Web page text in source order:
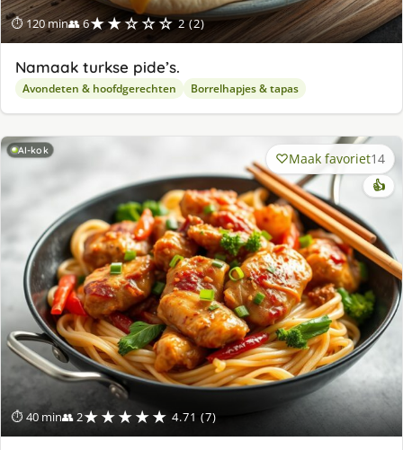
⏱ 120 min👥 6★★☆☆☆ 2 (2)
Namaak turkse pide’s.
Avondeten & hoofdgerechten Borrelhapjes & tapas
AI-kok
⏱ 40 min👥 2★★★★★ 4.71 (7)
Maak favoriet14
👍